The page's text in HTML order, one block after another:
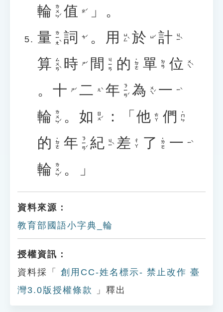
輪 ㄌㄨㄣˊ 值 ㄓˊ
」。
量 ㄌㄧㄤˋ 詞 ㄘˊ 。 用 ㄩㄥˋ 於 ㄩˊ 計 ㄐㄧˋ
算 ㄙㄨㄢˋ 時 ㄕˊ 間 ㄐㄧㄢ 的 ˙ㄉㄜ 單 ㄉㄢ 位 ㄨㄟˋ
。 十 ㄕˊ 二 ㄦˋ 年 ㄋㄧㄢˊ 為 ㄨㄟˊ 一 ㄧˋ
輪 ㄌㄨㄣˊ 。 如 ㄖㄨˊ ：「 他 ㄊㄚ 們 ˙ㄇㄣ
的 ˙ㄉㄜ 年 ㄋㄧㄢˊ 紀 ㄐㄧˋ 差 ㄔㄚ 了 ˙ㄌㄜ 一 ㄧˋ
輪 ㄌㄨㄣˊ 。」
資料來源：
教育部國語小字典_輪
授權資訊：
資料採「
創用CC-姓名標示- 禁止改作 臺
灣3.0版授權條款
」釋出